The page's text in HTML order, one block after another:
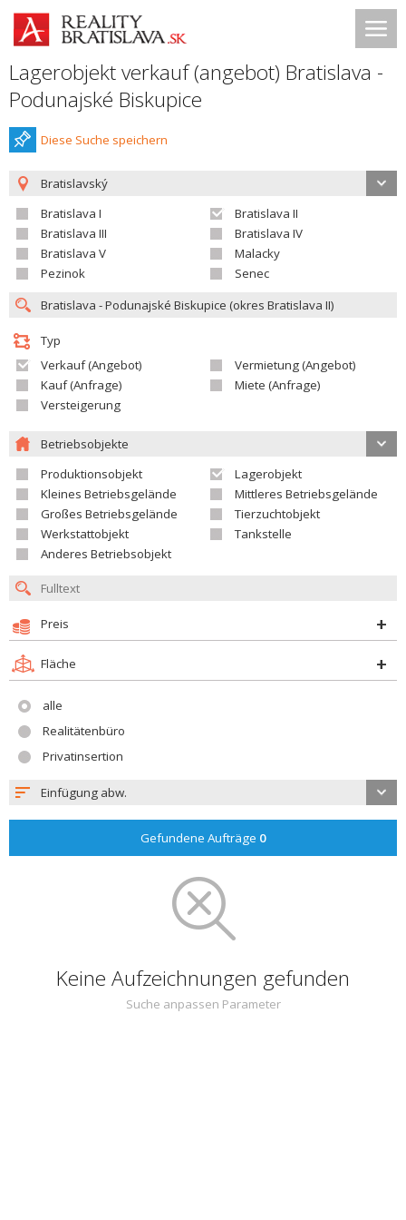
Lagerobjekt verkauf (angebot) Bratislava -
Podunajské Biskupice
Diese Suche speichern
Bratislavský
Bratislava I
Bratislava II
Bratislava III
Bratislava IV
Bratislava V
Malacky
Pezinok
Senec
Typ
Verkauf (Angebot)
Vermietung (Angebot)
Kauf (Anfrage)
Miete (Anfrage)
Versteigerung
Betriebsobjekte
Produktionsobjekt
Lagerobjekt
Kleines Betriebsgelände
Mittleres Betriebsgelände
Großes Betriebsgelände
Tierzuchtobjekt
Werkstattobjekt
Tankstelle
Anderes Betriebsobjekt
Preis
Fläche
alle
Realitätenbüro
Privatinsertion
Einfügung abw.
Gefundene Aufträge 0
Keine Aufzeichnungen gefunden
Suche anpassen Parameter